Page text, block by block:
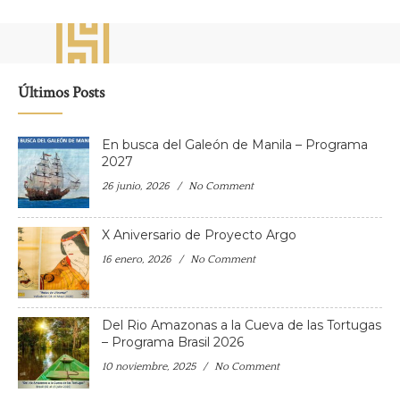
Últimos Posts
En busca del Galeón de Manila – Programa
2027
26 junio, 2026 No Comment
X Aniversario de Proyecto Argo
16 enero, 2026 No Comment
Del Rio Amazonas a la Cueva de las Tortugas
– Programa Brasil 2026
10 noviembre, 2025 No Comment